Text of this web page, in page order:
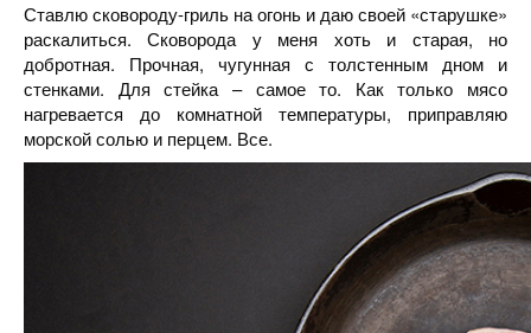
Ставлю сковороду-гриль на огонь и даю своей «старушке»
раскалиться. Сковорода у меня хоть и старая, но
добротная. Прочная, чугунная с толстенным дном и
стенками. Для стейка – самое то. Как только мясо
нагревается до комнатной температуры, приправляю
морской солью и перцем. Все.